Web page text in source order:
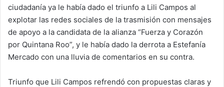
ciudadanía ya le había dado el triunfo a Lili Campos al
explotar las redes sociales de la trasmisión con mensajes
de apoyo a la candidata de la alianza “Fuerza y Corazón
por Quintana Roo”, y le había dado la derrota a Estefanía
Mercado con una lluvia de comentarios en su contra.
Triunfo que Lili Campos refrendó con propuestas claras y